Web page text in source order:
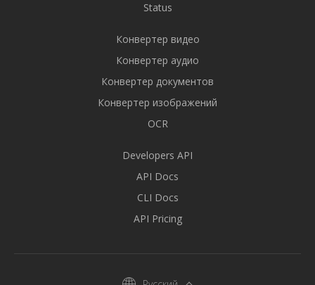
Status
Конвертер видео
Конвертер аудио
Конвертер документов
Конвертер изображений
OCR
Developers API
API Docs
CLI Docs
API Pricing